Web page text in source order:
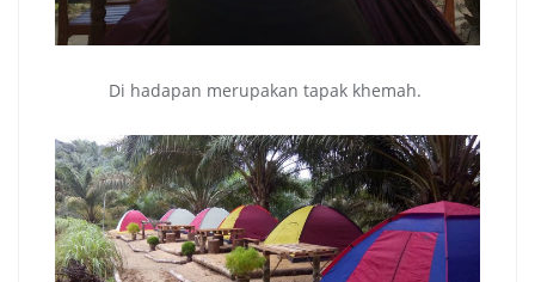
Di hadapan merupakan tapak khemah.